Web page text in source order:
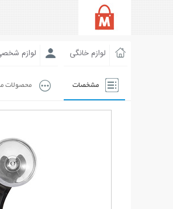
لوازم خانگی لوازم
مشخصات محصولات